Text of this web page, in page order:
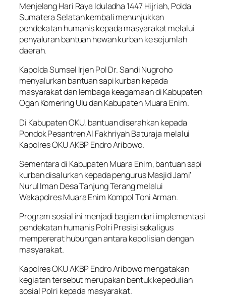
Menjelang Hari Raya Iduladha 1447 Hijriah, Polda
Sumatera Selatan kembali menunjukkan
pendekatan humanis kepada masyarakat melalui
penyaluran bantuan hewan kurban ke sejumlah
daerah.
Kapolda Sumsel Irjen Pol Dr. Sandi Nugroho
menyalurkan bantuan sapi kurban kepada
masyarakat dan lembaga keagamaan di Kabupaten
Ogan Komering Ulu dan Kabupaten Muara Enim.
Di Kabupaten OKU, bantuan diserahkan kepada
Pondok Pesantren Al Fakhriyah Baturaja melalui
Kapolres OKU AKBP Endro Aribowo.
Sementara di Kabupaten Muara Enim, bantuan sapi
kurban disalurkan kepada pengurus Masjid Jami’
Nurul Iman Desa Tanjung Terang melalui
Wakapolres Muara Enim Kompol Toni Arman.
Program sosial ini menjadi bagian dari implementasi
pendekatan humanis Polri Presisi sekaligus
mempererat hubungan antara kepolisian dengan
masyarakat.
Kapolres OKU AKBP Endro Aribowo mengatakan
kegiatan tersebut merupakan bentuk kepedulian
sosial Polri kepada masyarakat.